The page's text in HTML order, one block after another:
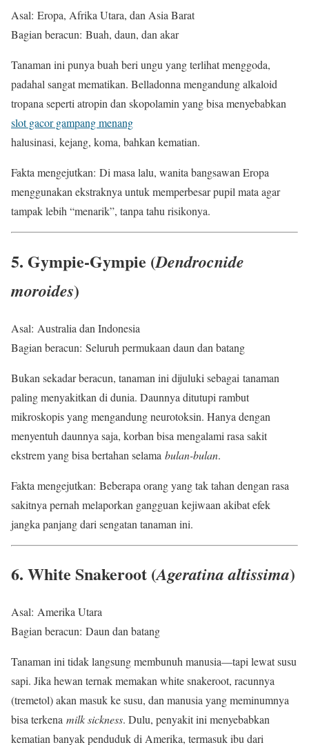
Asal: Eropa, Afrika Utara, dan Asia Barat
Bagian beracun: Buah, daun, dan akar
Tanaman ini punya buah beri ungu yang terlihat menggoda,
padahal sangat mematikan. Belladonna mengandung alkaloid
tropana seperti atropin dan skopolamin yang bisa menyebabkan
slot gacor gampang menang
halusinasi, kejang, koma, bahkan kematian.
Fakta mengejutkan: Di masa lalu, wanita bangsawan Eropa
menggunakan ekstraknya untuk memperbesar pupil mata agar
tampak lebih “menarik”, tanpa tahu risikonya.
5. Gympie-Gympie (Dendrocnide
moroides)
Asal: Australia dan Indonesia
Bagian beracun: Seluruh permukaan daun dan batang
Bukan sekadar beracun, tanaman ini dijuluki sebagai tanaman
paling menyakitkan di dunia. Daunnya ditutupi rambut
mikroskopis yang mengandung neurotoksin. Hanya dengan
menyentuh daunnya saja, korban bisa mengalami rasa sakit
ekstrem yang bisa bertahan selama bulan-bulan.
Fakta mengejutkan: Beberapa orang yang tak tahan dengan rasa
sakitnya pernah melaporkan gangguan kejiwaan akibat efek
jangka panjang dari sengatan tanaman ini.
6. White Snakeroot (Ageratina altissima)
Asal: Amerika Utara
Bagian beracun: Daun dan batang
Tanaman ini tidak langsung membunuh manusia—tapi lewat susu
sapi. Jika hewan ternak memakan white snakeroot, racunnya
(tremetol) akan masuk ke susu, dan manusia yang meminumnya
bisa terkena milk sickness. Dulu, penyakit ini menyebabkan
kematian banyak penduduk di Amerika, termasuk ibu dari